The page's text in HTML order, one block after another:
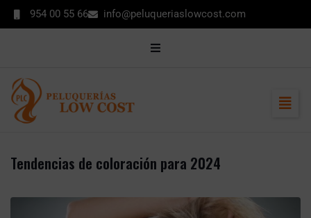
contenido
954 00 55 66 info@peluqueriaslowcost.com
CONTACTO
Tendencias de coloración para 2024